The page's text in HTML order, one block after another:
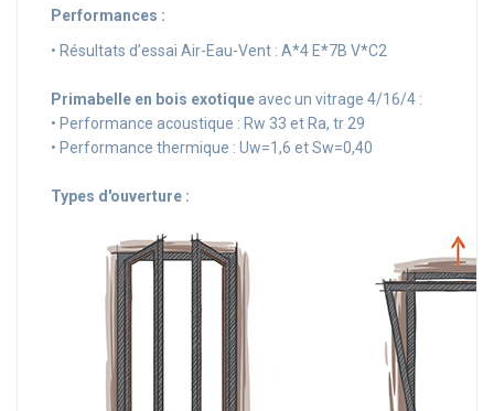
Performances :
• Résultats d’essai Air-Eau-Vent : A*4 E*7B V*C2
Primabelle en bois exotique avec un vitrage 4/16/4 :
• Performance acoustique : Rw 33 et Ra, tr 29
• Performance thermique : Uw=1,6 et Sw=0,40
Types d'ouverture :